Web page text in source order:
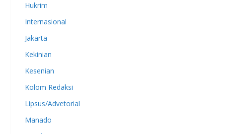
Hukrim
Internasional
Jakarta
Kekinian
Kesenian
Kolom Redaksi
Lipsus/Advetorial
Manado